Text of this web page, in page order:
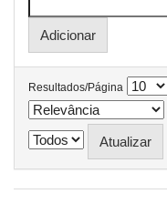
Resultados/Página